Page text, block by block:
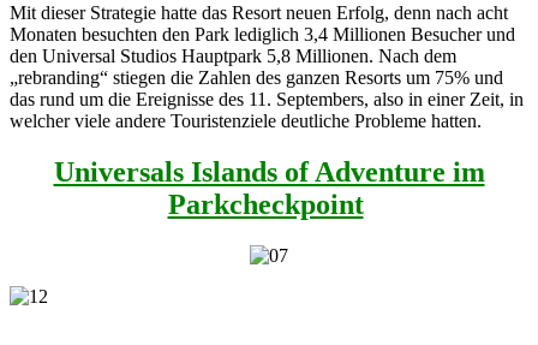
Mit dieser Strategie hatte das Resort neuen Erfolg, denn nach acht
Monaten besuchten den Park lediglich 3,4 Millionen Besucher und
den Universal Studios Hauptpark 5,8 Millionen. Nach dem
„rebranding“ stiegen die Zahlen des ganzen Resorts um 75% und
das rund um die Ereignisse des 11. Septembers, also in einer Zeit, in
welcher viele andere Touristenziele deutliche Probleme hatten.
Universals Islands of Adventure im
Parkcheckpoint